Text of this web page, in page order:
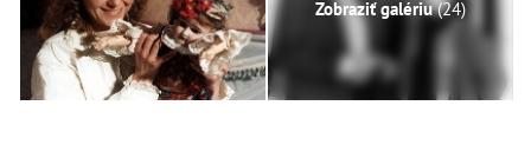
Zobraziť galériu(24)